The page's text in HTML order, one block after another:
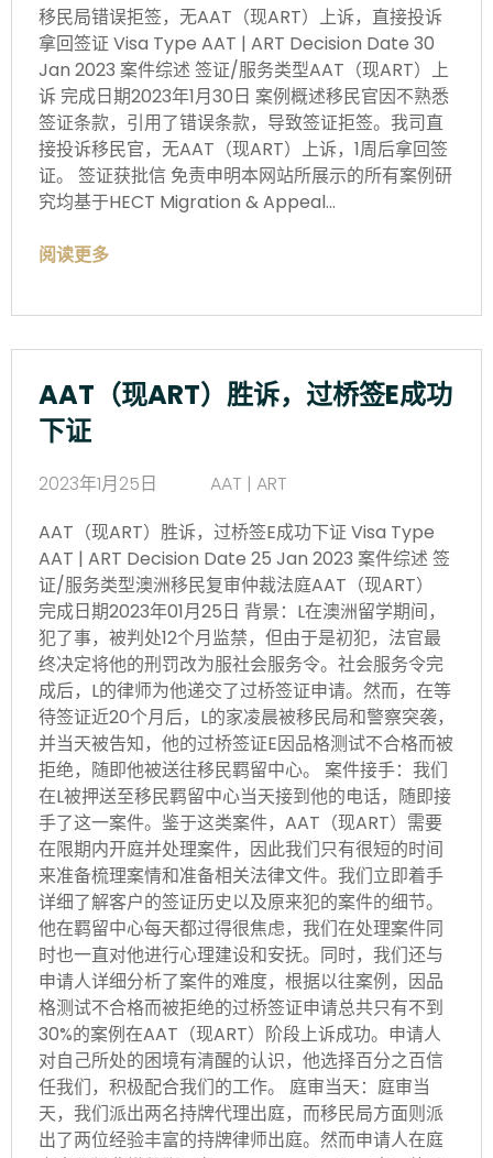
移民局错误拒签，无AAT（现ART）上诉，直接投诉
拿回签证 Visa Type AAT | ART Decision Date 30
Jan 2023 案件综述 签证/服务类型AAT（现ART）上
诉 完成日期2023年1月30日 案例概述移民官因不熟悉
签证条款，引用了错误条款，导致签证拒签。我司直
接投诉移民官，无AAT（现ART）上诉，1周后拿回签
证。 签证获批信 免责申明本网站所展示的所有案例研
究均基于HECT Migration & Appeal…
阅读更多
AAT（现ART）胜诉，过桥签E成功
下证
2023年1月25日
AAT | ART
AAT（现ART）胜诉，过桥签E成功下证 Visa Type
AAT | ART Decision Date 25 Jan 2023 案件综述 签
证/服务类型澳洲移民复审仲裁法庭AAT（现ART）
完成日期2023年01月25日 背景：L在澳洲留学期间，
犯了事，被判处12个月监禁，但由于是初犯，法官最
终决定将他的刑罚改为服社会服务令。社会服务令完
成后，L的律师为他递交了过桥签证申请。然而，在等
待签证近20个月后，L的家凌晨被移民局和警察突袭，
并当天被告知，他的过桥签证E因品格测试不合格而被
拒绝，随即他被送往移民羁留中心。 案件接手：我们
在L被押送至移民羁留中心当天接到他的电话，随即接
手了这一案件。鉴于这类案件，AAT（现ART）需要
在限期内开庭并处理案件，因此我们只有很短的时间
来准备梳理案情和准备相关法律文件。我们立即着手
详细了解客户的签证历史以及原来犯的案件的细节。
他在羁留中心每天都过得很焦虑，我们在处理案件同
时也一直对他进行心理建设和安抚。同时，我们还与
申请人详细分析了案件的难度，根据以往案例，因品
格测试不合格而被拒绝的过桥签证申请总共只有不到
30%的案例在AAT（现ART）阶段上诉成功。申请人
对自己所处的困境有清醒的认识，他选择百分之百信
任我们，积极配合我们的工作。 庭审当天：庭审当
天，我们派出两名持牌代理出庭，而移民局方面则派
出了两位经验丰富的持牌律师出庭。然而申请人在庭